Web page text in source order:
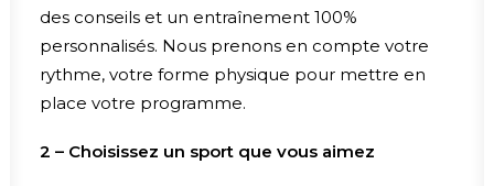
des conseils et un entraînement 100%
personnalisés. Nous prenons en compte votre
rythme, votre forme physique pour mettre en
place votre programme.
2 – Choisissez un sport que vous aimez